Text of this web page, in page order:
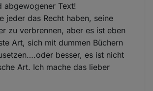
abgewogener Text!
jeder das Recht haben, seine
zu verbrennen, aber es ist eben
Art, sich mit dummen Büchern
besser, es ist nicht
Art. Ich mache das lieber